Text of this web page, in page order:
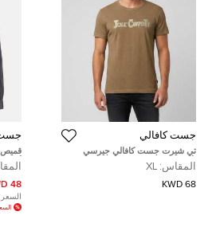
جست كافالي
تي شيرت جست كافالي جيرسي
بأكمام قصيرة ورسمة شعار زيتي رقبة
مستديرة مقاس كبير جداً (إكسلارج)
المقاس: XL
68 KWD
جست
قميص
48 KWD